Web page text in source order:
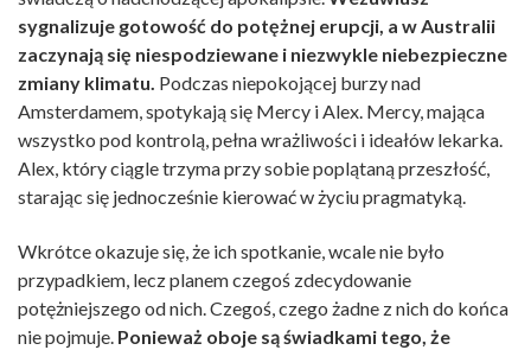
sygnalizuje gotowość do potężnej erupcji, a w Australii
zaczynają się niespodziewane i niezwykle niebezpieczne
zmiany klimatu. Podczas niepokojącej burzy nad
Amsterdamem, spotykają się Mercy i Alex. Mercy, mająca
wszystko pod kontrolą, pełna wrażliwości i ideałów lekarka.
Alex, który ciągle trzyma przy sobie poplątaną przeszłość,
starając się jednocześnie kierować w życiu pragmatyką.
Wkrótce okazuje się, że ich spotkanie, wcale nie było
przypadkiem, lecz planem czegoś zdecydowanie
potężniejszego od nich. Czegoś, czego żadne z nich do końca
nie pojmuje. Ponieważ oboje są świadkami tego, że